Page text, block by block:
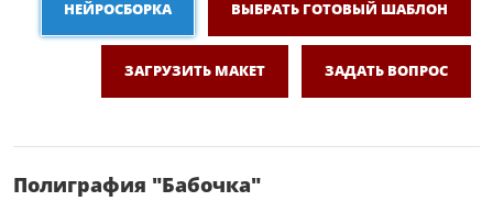
НЕЙРОСБОРКА ВЫБРАТЬ ГОТОВЫЙ ШАБЛОН
ЗАГРУЗИТЬ МАКЕТ ЗАДАТЬ ВОПРОС
Полиграфия "Бабочка"